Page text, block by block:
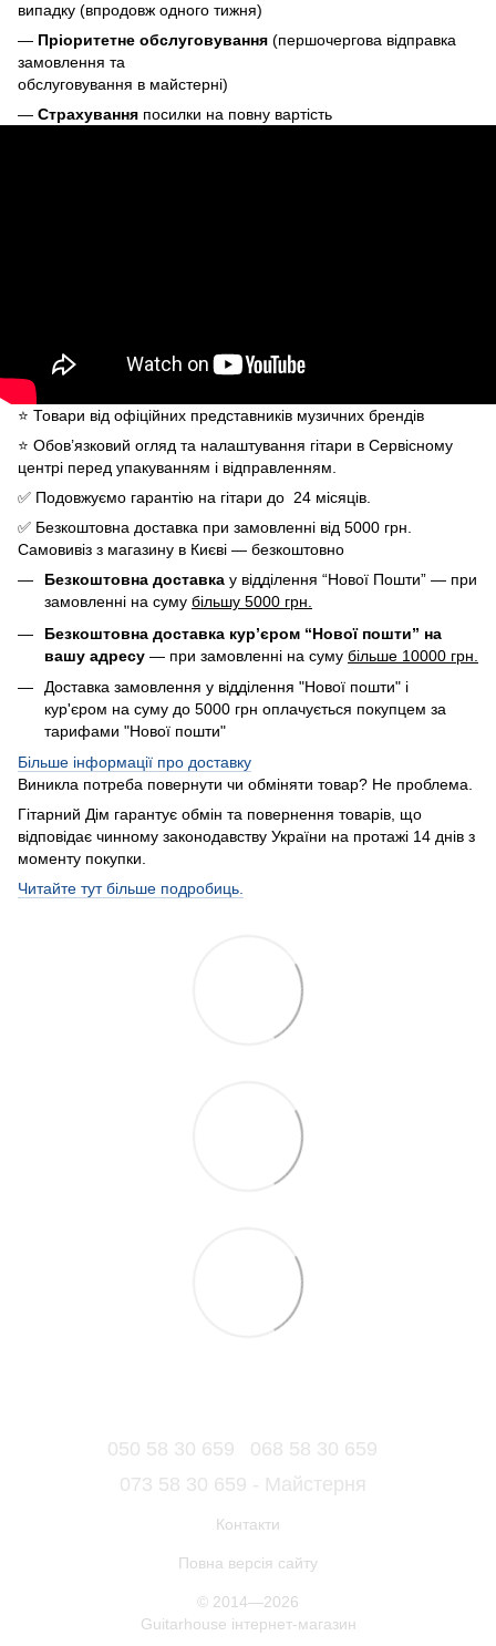
випадку (впродовж одного тижня)
— Пріоритетне обслуговування (першочергова відправка
замовлення та
обслуговування в майстерні)
— Страхування посилки на повну вартість
⭐️ Товари від офіційних представників музичних брендів
⭐️ Обов’язковий огляд та налаштування гітари в Сервісному
центрі перед упакуванням і відправленням.
✅ Подовжуємо гарантію на гітари до 24 місяців.
✅ Безкоштовна доставка при замовленні від 5000 грн.
Самовивіз з магазину в Києві — безкоштовно
Безкоштовна доставка у відділення “Нової Пошти” — при
замовленні на суму більшу 5000 грн.
Безкоштовна доставка кур’єром “Нової пошти” на
вашу адресу — при замовленні на суму більше 10000 грн.
Доставка замовлення у відділення "Нової пошти" і
кур'єром на суму до 5000 грн оплачується покупцем за
тарифами "Нової пошти"
Більше інформації про доставку
Виникла потреба повернути чи обміняти товар? Не проблема.
Гітарний Дім гарантує обмін та повернення товарів, що
відповідає чинному законодавству України на протажі 14 днів з
моменту покупки.
Читайте тут більше подробиць.
050 58 30 659
068 58 30 659
073 58 30 659 - Майстерня
Контакти
Повна версія сайту
© 2014—2026
Guitarhouse інтернет-магазин